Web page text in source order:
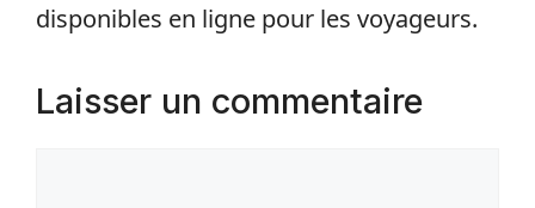
disponibles en ligne pour les voyageurs.
Laisser un commentaire